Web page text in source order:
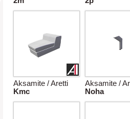
Aksamite / Aretti
Kmc
Aksamite /
Noha